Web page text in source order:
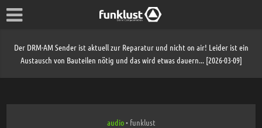
Der DRM-AM Sender ist aktuell zur Reparatur und nicht on air! Leider ist ein
Austausch von Bauteilen nötig und das wird etwas dauern... [2026-03-09]
audio • funklust